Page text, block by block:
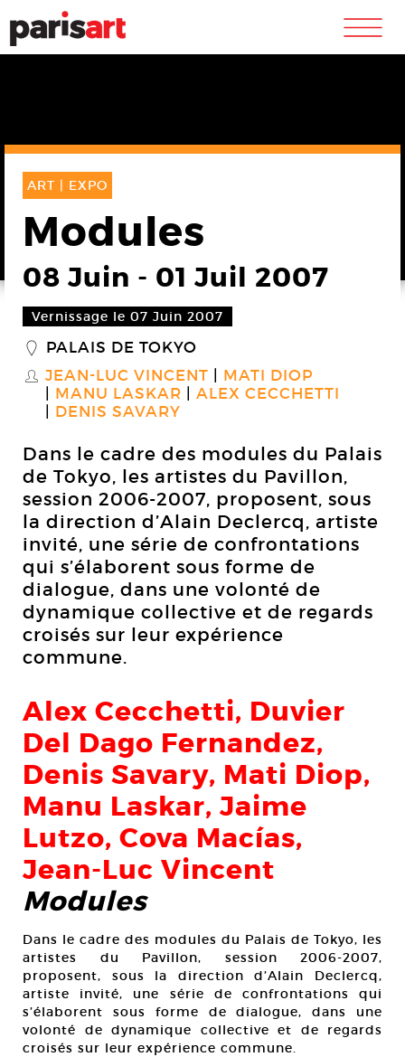
m
ART | EXPO
Modules
08 Juin - 01 Juil 2007
Vernissage le 07 Juin 2007
_ PALAIS DE TOKYO
S JEAN-LUC VINCENT
MATI DIOP
MANU LASKAR
ALEX CECCHETTI
DENIS SAVARY
Dans le cadre des modules du Palais
de Tokyo, les artistes du Pavillon,
session 2006-2007, proposent, sous
la direction d’Alain Declercq, artiste
invité, une série de confrontations
qui s’élaborent sous forme de
dialogue, dans une volonté de
dynamique collective et de regards
croisés sur leur expérience
commune.
Alex Cecchetti, Duvier
Del Dago Fernandez,
Denis Savary, Mati Diop,
Manu Laskar, Jaime
Lutzo, Cova Macías,
Jean-Luc Vincent
Modules
Dans le cadre des modules du Palais de Tokyo, les
artistes du Pavillon, session 2006-2007,
proposent, sous la direction d’Alain Declercq,
artiste invité, une série de confrontations qui
s’élaborent sous forme de dialogue, dans une
volonté de dynamique collective et de regards
croisés sur leur expérience commune.